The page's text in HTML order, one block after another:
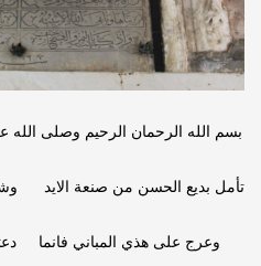
بسم الله الرحمان الرحيم وصلى الله
تأمل بديع الحسن من صنعة الايد
وعرج على هذي المباني فانما